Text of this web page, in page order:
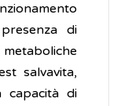
di
salvavita,
capacità di